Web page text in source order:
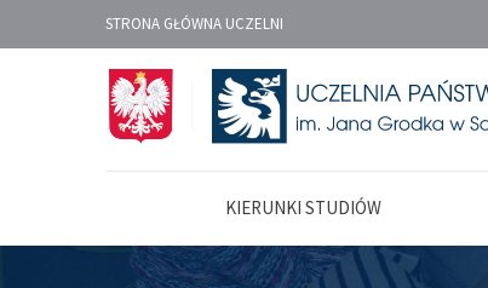
STRONA GŁÓWNA UCZELNI
KIERUNKI STUDIÓW